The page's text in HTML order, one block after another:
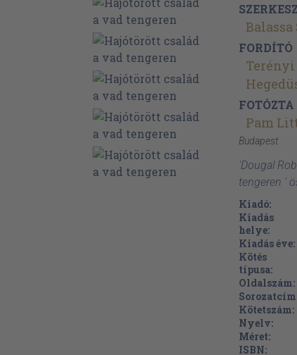
FORDÍTÓ
FOTÓZTA
Pam
Budapest
'Dougal
tengeren '
Kiadó:
Kiadás
helye:
Kiadás éve:
Kötés
típusa:
Oldalszám:
Kötetszám:
Nyelv:
Méret:
ISBN: